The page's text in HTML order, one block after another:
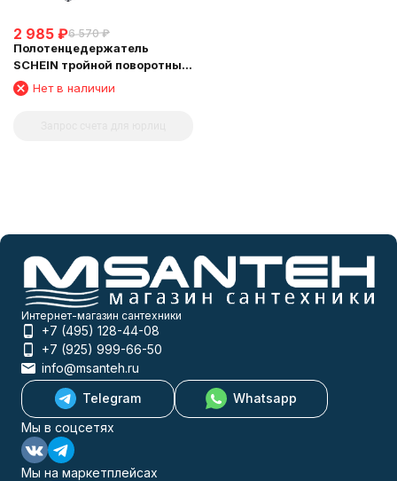
2 985 ₽6 570 ₽
Полотенцедержатель
SCHEIN тройной поворотный
(7053052)
Нет в наличии
Интернет-магазин сантехники
+7 (495) 128-44-08
+7 (925) 999-66-50
info@msanteh.ru
Telegram
Whatsapp
Мы в соцсетях
Мы на маркетплейсах